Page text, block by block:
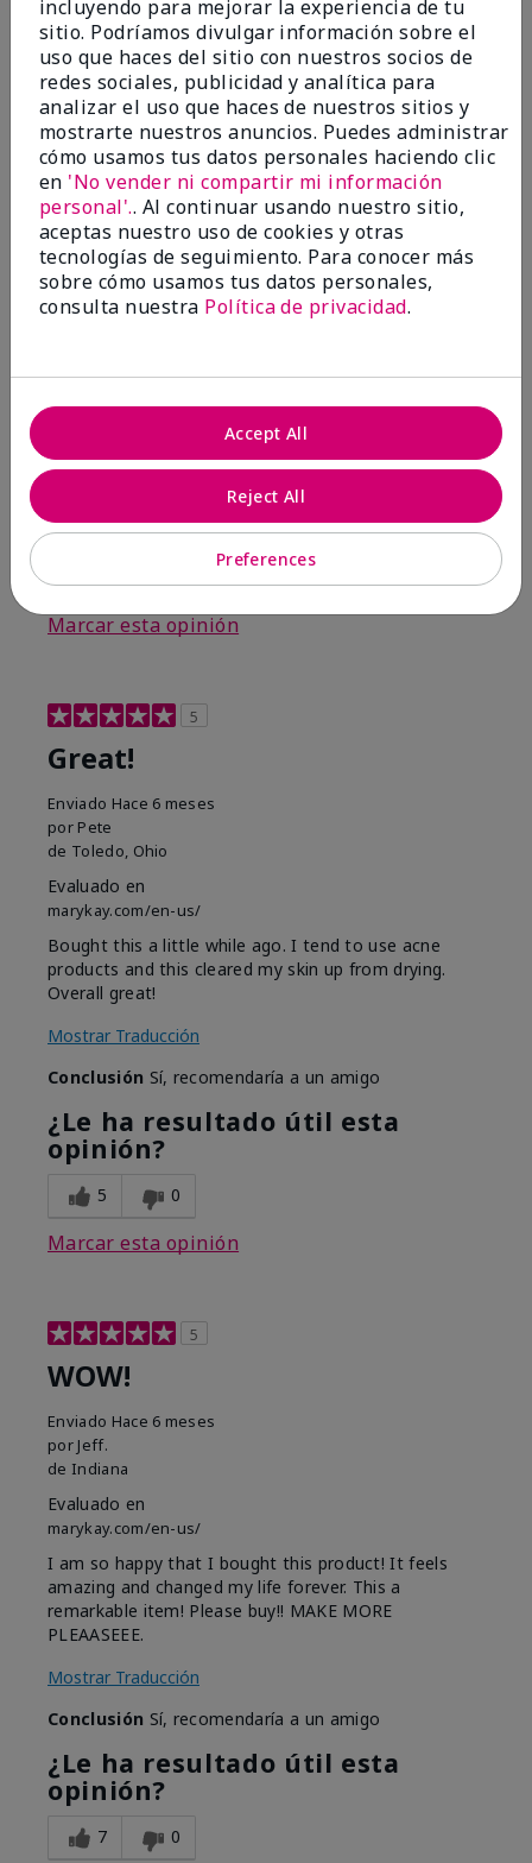
Satisfied
EnviadoHace 3 meses
porKeyrone
de LaBelle, FL
Evaluado en
marykay.com/en-us/
Since using MK products, my skin hasn't been as oily.
I've received compliments that my complexion has
improved, and most of all, my skin doesn't feel dry or
irritated after use. Moisturizers are usually hard to
Tyre, for introducing me to these products!
ConclusiónSí, recomendaría a un amigo
¿Le ha resultado útil esta
opinión?
Marcar esta opinión
5
Great!
Enviado Hace 6 meses
por Pete
de Toledo, Ohio
Evaluado en
marykay.com/en-us/
Bought this a little while ago. I tend to use acne
products and this cleared my skin up from drying.
Overall great!
Mostrar Traducción
Conclusión Sí, recomendaría a un amigo
¿Le ha resultado útil esta
opinión?
5 0
Marcar esta opinión
5
WOW!
Enviado Hace 6 meses
por Jeff.
de Indiana
Evaluado en
marykay.com/en-us/
I am so happy that I bought this product! It feels
amazing and changed my life forever. This a
remarkable item! Please buy!! MAKE MORE
PLEAASEEE.
Mostrar Traducción
Conclusión Sí, recomendaría a un amigo
¿Le ha resultado útil esta
opinión?
7 0
incluyendo para mejorar la experiencia de tu
sitio. Podríamos divulgar información sobre el
uso que haces del sitio con nuestros socios de
redes sociales, publicidad y analítica para
analizar el uso que haces de nuestros sitios y
mostrarte nuestros anuncios. Puedes administrar
cómo usamos tus datos personales haciendo clic
en 'No vender ni compartir mi información
personal'.. Al continuar usando nuestro sitio,
aceptas nuestro uso de cookies y otras
tecnologías de seguimiento. Para conocer más
sobre cómo usamos tus datos personales,
consulta nuestra Política de privacidad.
Preferences
Reject All
Accept All